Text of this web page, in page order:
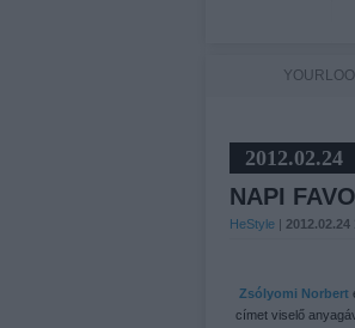
2012.02.24
NAPI
HeStyle | 2012.02.24
Zsólyomi Norbert
címet viselő